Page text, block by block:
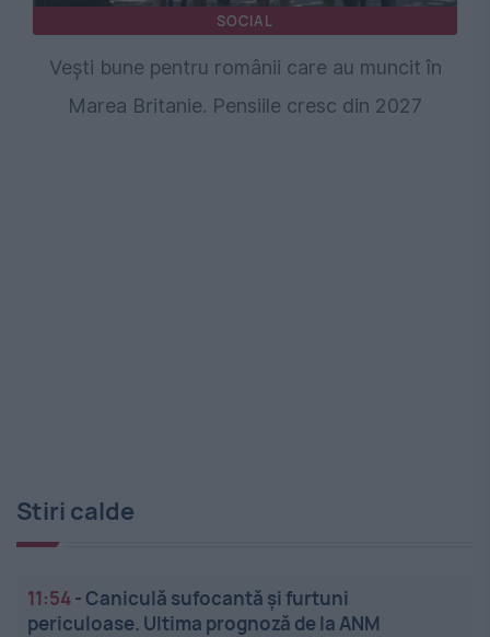
SOCIAL
Vești bune pentru românii care au muncit în
Marea Britanie. Pensiile cresc din 2027
Stiri calde
11:54-Caniculă sufocantă și furtuni
periculoase. Ultima prognoză de la ANM